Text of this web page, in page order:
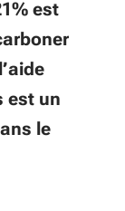
est
est un
le